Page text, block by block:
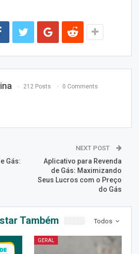
212 Posts 0 Comments
Gás:
NEXT POST
Aplicativo para Revenda
de Gás: Maximizando
Seus Lucros com o Preço
do Gás
Todos
Também
GERAL